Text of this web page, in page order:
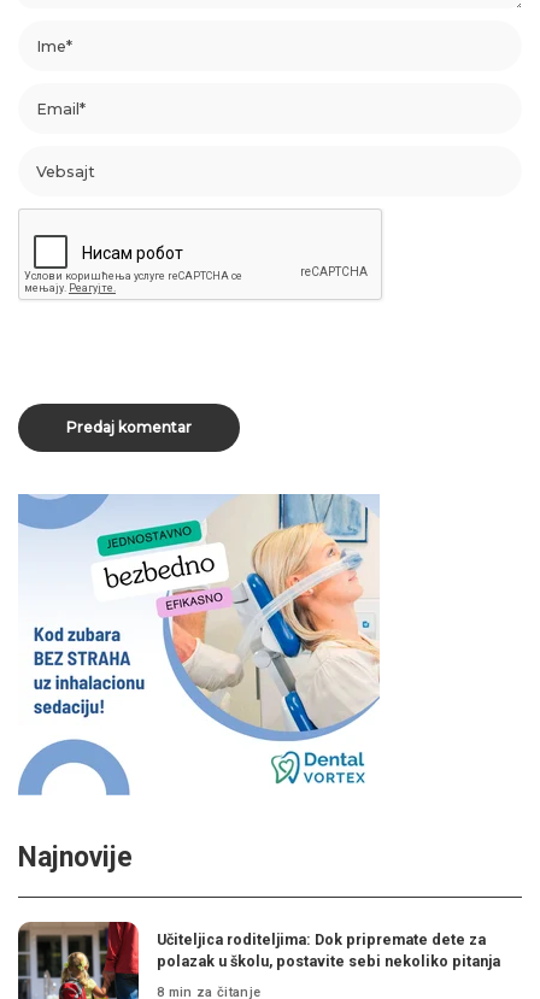
Najnovije
Učiteljica roditeljima: Dok pripremate dete za
polazak u školu, postavite sebi nekoliko pitanja
8 min za čitanje